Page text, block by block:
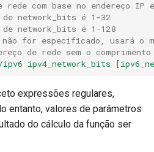
rede com base no endereço
network_bits é 1-32
network_bits é 1-128
for especificado, usará o
de rede sem o
ipv6 ipv4_network_bits
expressões regulares,
entanto, valores de parâmetros
do cálculo da função ser